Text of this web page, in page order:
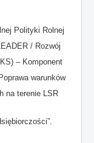
Polityki Rolnej
/ Rozwój
– Komponent
warunków
na terenie LSR